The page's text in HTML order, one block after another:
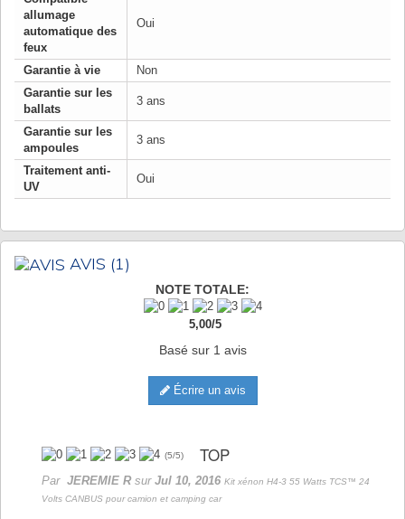
allumage
automatique des
feux
Oui
Garantie à vie
Non
Garantie sur les
ballats
3 ans
Garantie sur les
ampoules
3 ans
Traitement anti-
UV
Oui
AVIS (1)
NOTE TOTALE:
5,00/5
Basé sur 1 avis
Écrire un avis
(5/5) TOP
Par JEREMIE Rsur Jul 10, 2016 Kit xénon H4-3 55 Watts TCS™ 24
Volts CANBUS pour camion et camping car